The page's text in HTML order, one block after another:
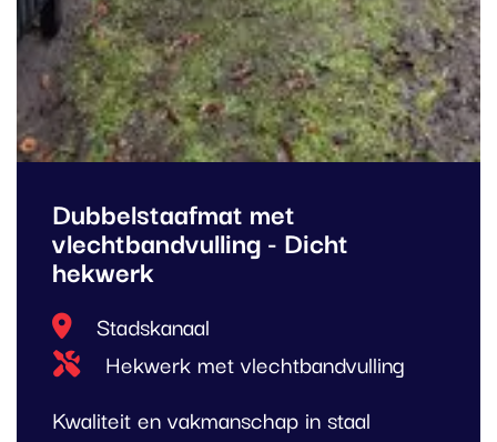
Dubbelstaafmat met
vlechtbandvulling - Dicht
hekwerk
Locatie
Stadskanaal
Type project
Hekwerk met vlechtbandvulling
Kwaliteit en vakmanschap in staal